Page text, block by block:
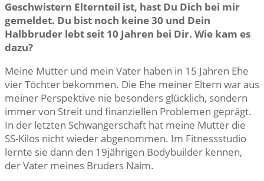
Geschwistern Elternteil ist, hast Du Dich bei mir
gemeldet. Du bist noch keine 30 und Dein
Halbbruder lebt seit 10 Jahren bei Dir. Wie kam es
dazu?
Meine Mutter und mein Vater haben in 15 Jahren Ehe
vier Töchter bekommen. Die Ehe meiner Eltern war aus
meiner Perspektive nie besonders glücklich, sondern
immer von Streit und finanziellen Problemen geprägt.
In der letzten Schwangerschaft hat meine Mutter die
SS-Kilos nicht wieder abgenommen. Im Fitnessstudio
lernte sie dann den 19jährigen Bodybuilder kennen,
der Vater meines Bruders Naim.